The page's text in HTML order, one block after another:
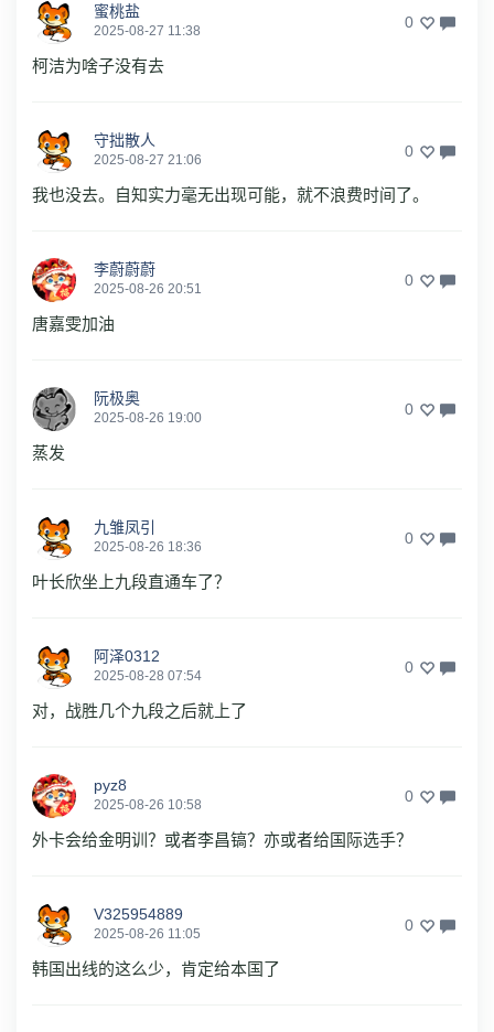
蜜桃盐
2025-08-27 11:38 0
柯洁为啥子没有去
守拙散人
2025-08-27 21:06 0
我也没去。自知实力毫无出现可能，就不浪费时间了。
李蔚蔚蔚
2025-08-26 20:51 0
唐嘉雯加油
阮极奥
2025-08-26 19:00 0
蒸发
九雏凤引
2025-08-26 18:36 0
叶长欣坐上九段直通车了？
阿泽0312
2025-08-28 07:54 0
对，战胜几个九段之后就上了
pyz8
2025-08-26 10:58 0
外卡会给金明训？或者李昌镐？亦或者给国际选手？
V325954889
2025-08-26 11:05 0
韩国出线的这么少，肯定给本国了